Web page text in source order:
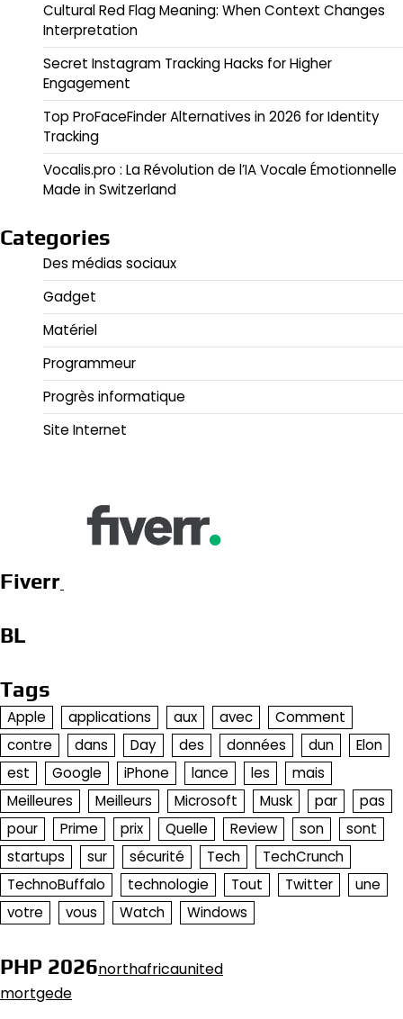
Cultural Red Flag Meaning: When Context Changes
Interpretation
Secret Instagram Tracking Hacks for Higher
Engagement
Top ProFaceFinder Alternatives in 2026 for Identity
Tracking
Vocalis.pro : La Révolution de l’IA Vocale Émotionnelle
Made in Switzerland
Categories
Des médias sociaux
Gadget
Matériel
Programmeur
Progrès informatique
Site Internet
Fiverr
BL
Tags
Apple applications aux avec
Comment
contre
dans Day des données dun
Elon
est
Google iPhone lance les
mais
Meilleures
Meilleurs Microsoft Musk par
pas
pour
Prime prix Quelle Review son
sont
startups
sur sécurité Tech
TechCrunch
TechnoBuffalo
technologie Tout Twitter
une
votre
vous Watch Windows
PHP 2026northafricaunited
mortgede